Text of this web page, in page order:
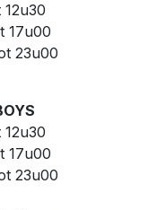
17u00
23u00
17u00
23u00